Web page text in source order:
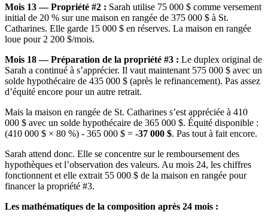
Mois 13 — Propriété #2 : Sarah utilise 75 000 $ comme versement
initial de 20 % sur une maison en rangée de 375 000 $ à St.
Catharines. Elle garde 15 000 $ en réserves. La maison en rangée
loue pour 2 200 $/mois.
Mois 18 — Préparation de la propriété #3 : Le duplex original de
Sarah a continué à s’apprécier. Il vaut maintenant 575 000 $ avec un
solde hypothécaire de 435 000 $ (après le refinancement). Pas assez
d’équité encore pour un autre retrait.
Mais la maison en rangée de St. Catharines s’est appréciée à 410
000 $ avec un solde hypothécaire de 365 000 $. Équité disponible :
(410 000 $ × 80 %) - 365 000 $ = -37 000 $. Pas tout à fait encore.
Sarah attend donc. Elle se concentre sur le remboursement des
hypothèques et l’observation des valeurs. Au mois 24, les chiffres
fonctionnent et elle extrait 55 000 $ de la maison en rangée pour
financer la propriété #3.
Les mathématiques de la composition après 24 mois :